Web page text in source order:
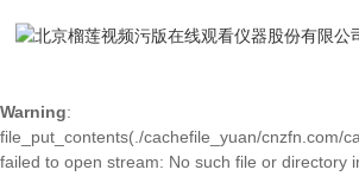
Warning: mkdir(): No space left on device in
Warning:
file_put_contents(./cachefile_yuan/cnzfn.com/
failed to open stream: No such file or directory